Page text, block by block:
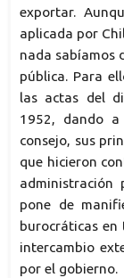
exportar.
aplicada por
nada sabíamos
pública. Para
las actas del
1952, dando
consejo, sus
que hicieron
administración
pone de
burocráticas
intercambio
por el gobierno.